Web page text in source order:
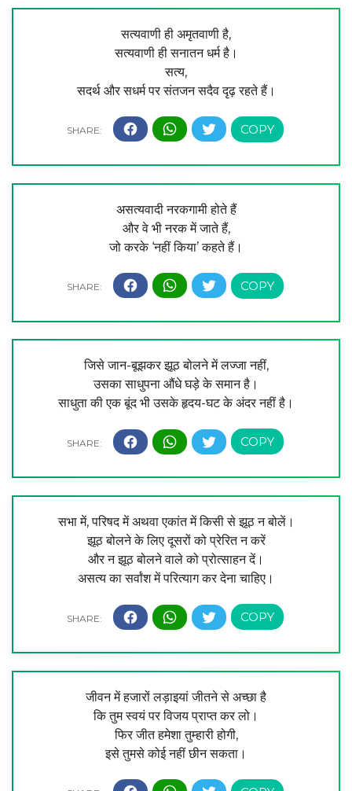
सत्यवाणी ही अमृतवाणी है,
सत्यवाणी ही सनातन धर्म है।
सत्य,
सदर्थ और सधर्म पर संतजन सदैव दृढ़ रहते हैं।
असत्यवादी नरकगामी होते हैं
और वे भी नरक में जाते हैं,
जो करके ‘नहीं किया’ कहते हैं।
जिसे जान-बूझकर झूठ बोलने में लज्जा नहीं,
उसका साधुपना औंधे घड़े के समान है।
साधुता की एक बूंद भी उसके हृदय-घट के अंदर नहीं है।
सभा में, परिषद में अथवा एकांत में किसी से झूठ न बोलें।
झूठ बोलने के लिए दूसरों को प्रेरित न करें
और न झूठ बोलने वाले को प्रोत्साहन दें।
असत्य का सर्वांश में परित्याग कर देना चाहिए।
जीवन में हजारों लड़ाइयां जीतने से अच्छा है
कि तुम स्वयं पर विजय प्राप्त कर लो।
फिर जीत हमेशा तुम्हारी होगी,
इसे तुमसे कोई नहीं छीन सकता।